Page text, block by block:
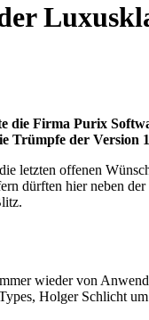
die Firma Purix
Trümpfe der Version
letzten offenen
dürften hier neben
wieder von
Holger Schlicht